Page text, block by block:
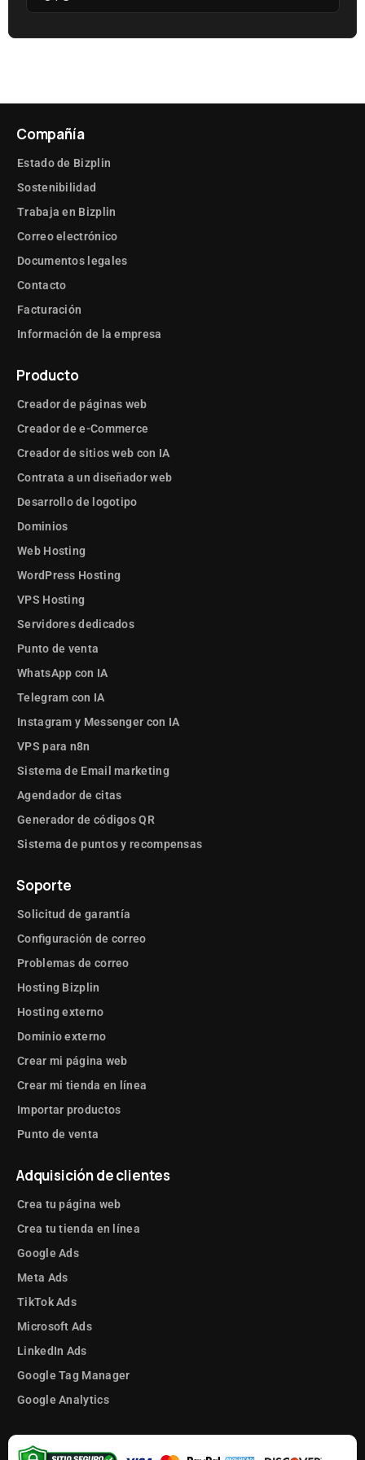
Compañía
Estado de Bizplin
Sostenibilidad
Trabaja en Bizplin
Correo electrónico
Documentos legales
Contacto
Facturación
Información de la empresa
Producto
Creador de páginas web
Creador de e-Commerce
Creador de sitios web con IA
Contrata a un diseñador web
Desarrollo de logotipo
Dominios
Web Hosting
WordPress Hosting
VPS Hosting
Servidores dedicados
Punto de venta
WhatsApp con IA
Telegram con IA
Instagram y Messenger con IA
VPS para n8n
Sistema de Email marketing
Agendador de citas
Generador de códigos QR
Sistema de puntos y recompensas
Soporte
Solicitud de garantía
Configuración de correo
Problemas de correo
Hosting Bizplin
Hosting externo
Dominio externo
Crear mi página web
Crear mi tienda en línea
Importar productos
Punto de venta
Adquisición de clientes
Crea tu página web
Crea tu tienda en línea
Google Ads
Meta Ads
TikTok Ads
Microsoft Ads
LinkedIn Ads
Google Tag Manager
Google Analytics